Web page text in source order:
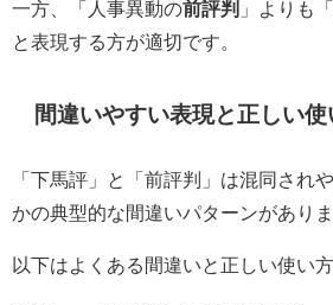
一方、「人事異動の前評判 」よりも
と表現する方が適切です。
間違いやすい表現と正しい使
「下馬評」と「前評判」は混同され
かの典型的な間違いパターンがありま
以下はよくある間違いと正しい使い方